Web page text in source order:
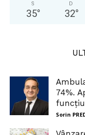
S
35°
D
32°
74%.
Sorin